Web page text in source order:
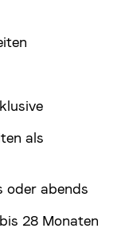
als
oder abends
28 Monaten